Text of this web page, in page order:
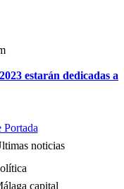
estarán dedicadas a
Portada
noticias
capital